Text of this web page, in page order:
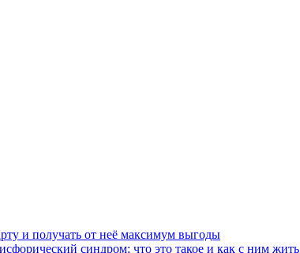
и получать от неё максимум выгоды
синдром: что это такое и как с ним жить